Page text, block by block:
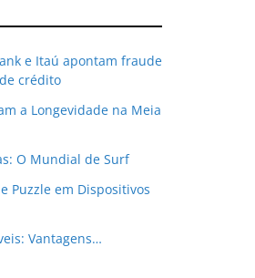
e Itaú apontam fraude
crédito
a Longevidade na Meia
O Mundial de Surf
Puzzle em Dispositivos
Vantagens…